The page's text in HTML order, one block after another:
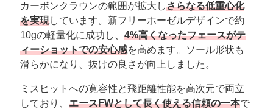
カーボンクラウンの範囲が拡大しさらなる低重心化
を実現しています。新フリーホーゼルデザインで約
10gの軽量化に成功し、 4%高くなったフェースがテ
ィーショットでの安心感を高めます。ソール形状も
滑らかになり、抜けの良さが向上しました。
ミスヒットへの寛容性と飛距離性能を高次元で両立
しており、 エースFWとして長く使える信頼の一本で